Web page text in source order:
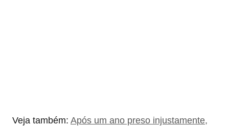
Veja também: Após um ano preso injustamente,